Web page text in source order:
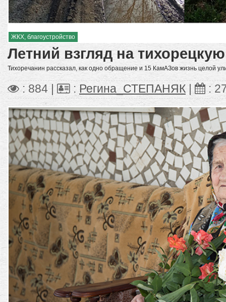
ЖКХ, благоустройство
Летний взгляд на
Тихоречанин рассказал, как одно обращение и 15 КамАЗов жизнь целой
: 884 | : Регина_СТЕПАНЯК :